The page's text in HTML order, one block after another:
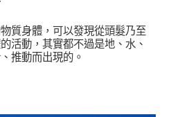
質身體，可以發現從頭髮乃至
活動，其實都不過是地、水、
推動而出現的。